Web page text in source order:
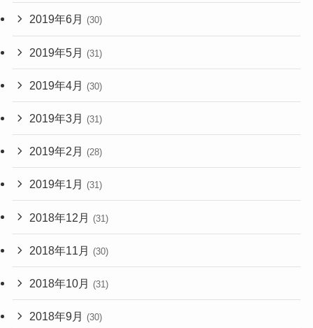
2019年6月 (30)
2019年5月 (31)
2019年4月 (30)
2019年3月 (31)
2019年2月 (28)
2019年1月 (31)
2018年12月 (31)
2018年11月 (30)
2018年10月 (31)
2018年9月 (30)